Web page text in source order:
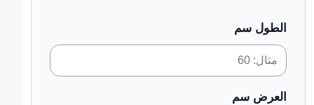
الطول سم
العرض سم